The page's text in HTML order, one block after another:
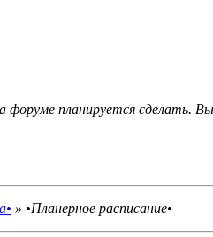
форуме планируется сделать.
» •Планерное расписание•